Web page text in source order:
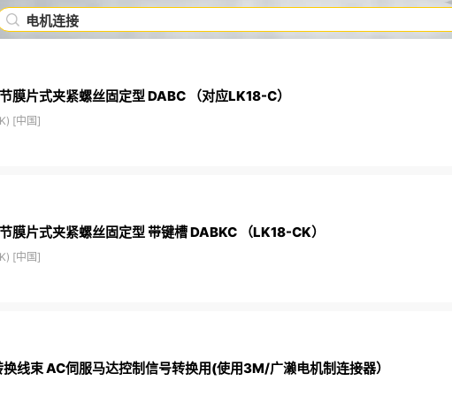
电机连接
膜片式夹紧螺丝固定型 DABC （对应LK18-C）
[中国]
膜片式夹紧螺丝固定型 带键槽 DABKC （LK18-CK）
[中国]
线束 AC伺服马达控制信号转换用(使用3M/广濑电机制连接器）